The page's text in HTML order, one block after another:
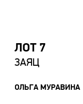
ОЛЬГА МУРАВИНА
ЗАЯЦ
ЛОТ 7